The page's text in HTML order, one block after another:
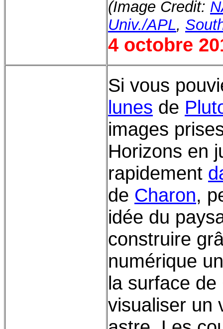
(Image Credit:
Univ./APL,
4 octobre
Si vous
lunes de
images
Horizons en
rapidement
de Charon,
idée du
construire
numérique
la surface
visualiser un